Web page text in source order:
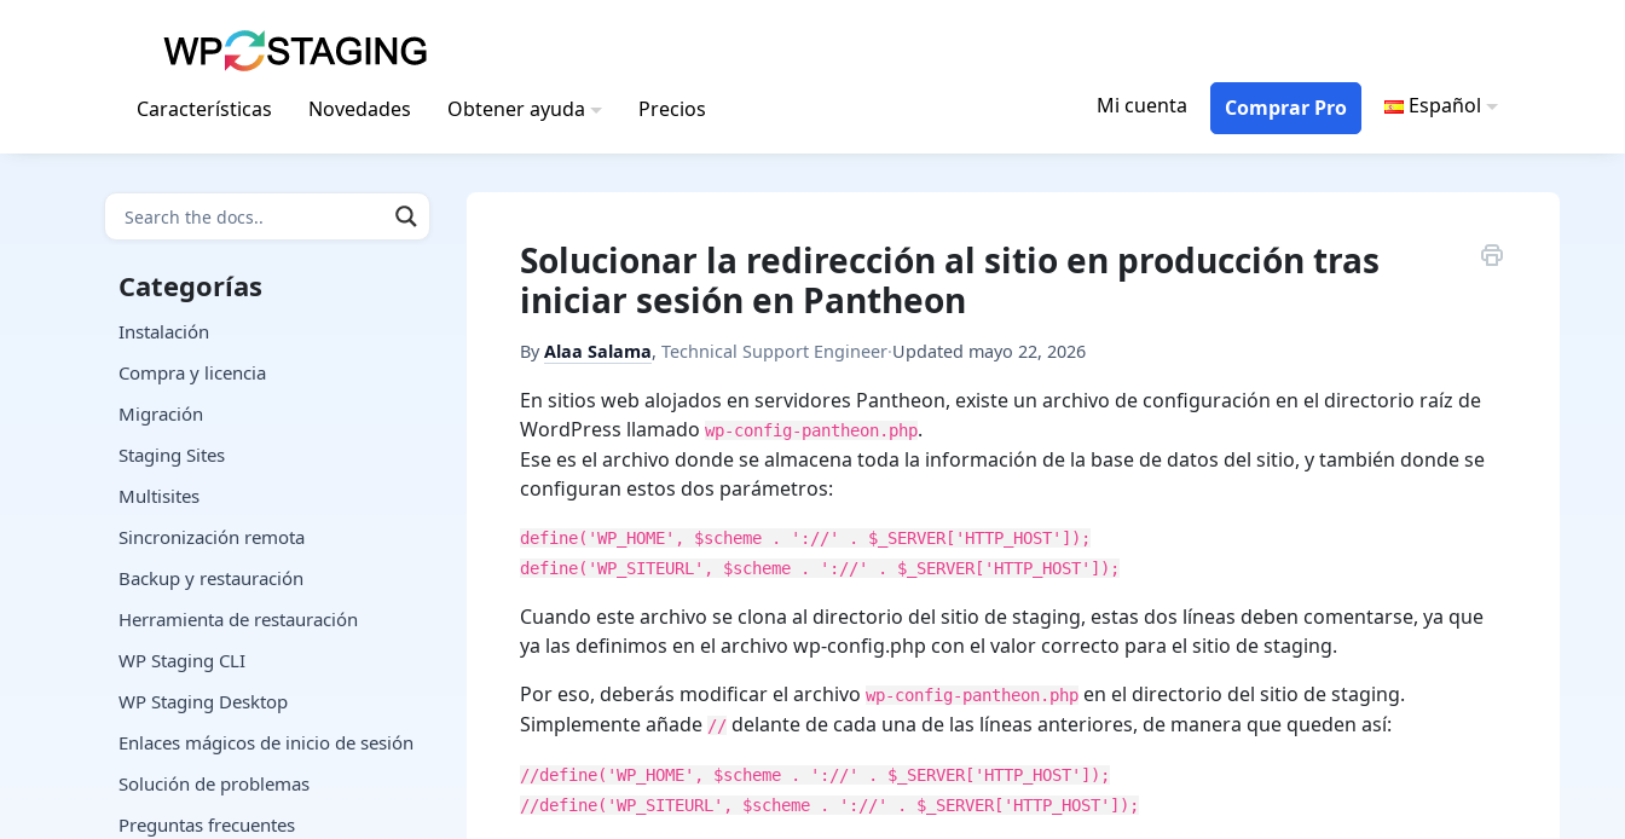
Características
Novedades Obtener ayuda Precios Mi cuenta Comprar Pro Español
Solucionar la redirección al sitio en producción tras
iniciar sesión en Pantheon
ByAlaa Salama,Technical Support Engineer·Updated mayo 22, 2026
En sitios web alojados en servidores Pantheon, existe un archivo de configuración en el directorio raíz de
WordPress llamadowp-config-pantheon.php.
Ese es el archivo donde se almacena toda la información de la base de datos del sitio, y también donde se
configuran estos dos parámetros:
define('WP_HOME', $scheme . '://' . $_SERVER['HTTP_HOST']);
define('WP_SITEURL', $scheme . '://' . $_SERVER['HTTP_HOST']);
Cuando este archivo se clona al directorio del sitio de staging, estas dos líneas deben comentarse, ya que
ya las definimos en el archivo wp-config.php con el valor correcto para el sitio de staging.
Por eso, deberás modificar el archivowp-config-pantheon.php en el directorio del sitio de staging.
Simplemente añade // delante de cada una de las líneas anteriores, de manera que queden así:
//define('WP_HOME', $scheme . '://' . $_SERVER['HTTP_HOST']);
//define('WP_SITEURL', $scheme . '://' . $_SERVER['HTTP_HOST']);
Categorías
Instalación
Compra y licencia
Migración
Staging Sites
Multisites
Sincronización remota
Backup y restauración
Herramienta de restauración
WP Staging CLI
WP Staging Desktop
Enlaces mágicos de inicio de sesión
Solución de problemas
Preguntas frecuentes